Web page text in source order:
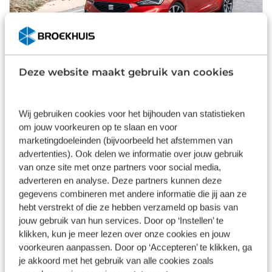
Deze website maakt gebruik van cookies
Wij gebruiken cookies voor het bijhouden van statistieken
om jouw voorkeuren op te slaan en voor
marketingdoeleinden (bijvoorbeeld het afstemmen van
advertenties). Ook delen we informatie over jouw gebruik
van onze site met onze partners voor social media,
adverteren en analyse. Deze partners kunnen deze
gegevens combineren met andere informatie die jij aan ze
hebt verstrekt of die ze hebben verzameld op basis van
jouw gebruik van hun services. Door op ‘Instellen’ te
klikken, kun je meer lezen over onze cookies en jouw
voorkeuren aanpassen. Door op ‘Accepteren’ te klikken, ga
je akkoord met het gebruik van alle cookies zoals
SEAT Leon uitgeroepen tot ‘Best Buy Car of
Europe 2021’.
Broekhuis zet eerste stap in fietsenbranche